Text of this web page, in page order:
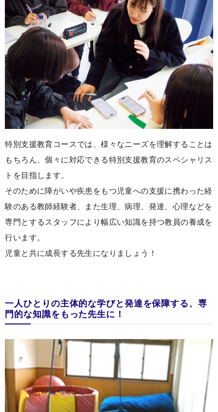
特別支援教育コースでは、様々なニーズを理解することは
もちろん、個々に対応できる特別支援教育のスペシャリス
トを目指します。
そのために障がいや疾患をもつ児童への支援に携わった経
験のある教師経験者、また生理、病理、発達、心理などを
専門とするスタッフにより幅広い知識を持つ教員の養成を
行います。
児童と共に成長する先生になりましょう！
一人ひとりの主体的な学びと発達を保障する、専
門的な知識をもった先生に！